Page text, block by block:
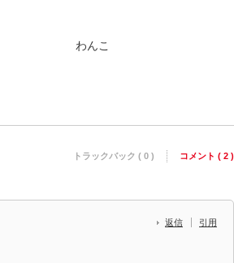
わんこ
トラックバック ( 0 ) コメント ( 2 )
返信 引用